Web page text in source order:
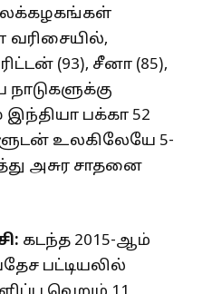
வரிசையில்,
(93), சீனா (85),
இந்தியா பக்கா 52
உலகிலேயே 5-
அசுர சாதனை
கடந்த 2015-ஆம்
பட்டியலில்